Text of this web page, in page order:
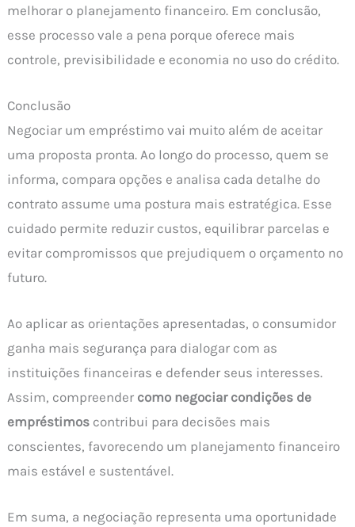
melhorar o planejamento financeiro. Em conclusão,
esse processo vale a pena porque oferece mais
controle, previsibilidade e economia no uso do crédito.
Conclusão
Negociar um empréstimo vai muito além de aceitar
uma proposta pronta. Ao longo do processo, quem se
informa, compara opções e analisa cada detalhe do
contrato assume uma postura mais estratégica. Esse
cuidado permite reduzir custos, equilibrar parcelas e
evitar compromissos que prejudiquem o orçamento no
futuro.
Ao aplicar as orientações apresentadas, o consumidor
ganha mais segurança para dialogar com as
instituições financeiras e defender seus interesses.
Assim, compreender como negociar condições de
empréstimos contribui para decisões mais
conscientes, favorecendo um planejamento financeiro
mais estável e sustentável.
Em suma, a negociação representa uma oportunidade